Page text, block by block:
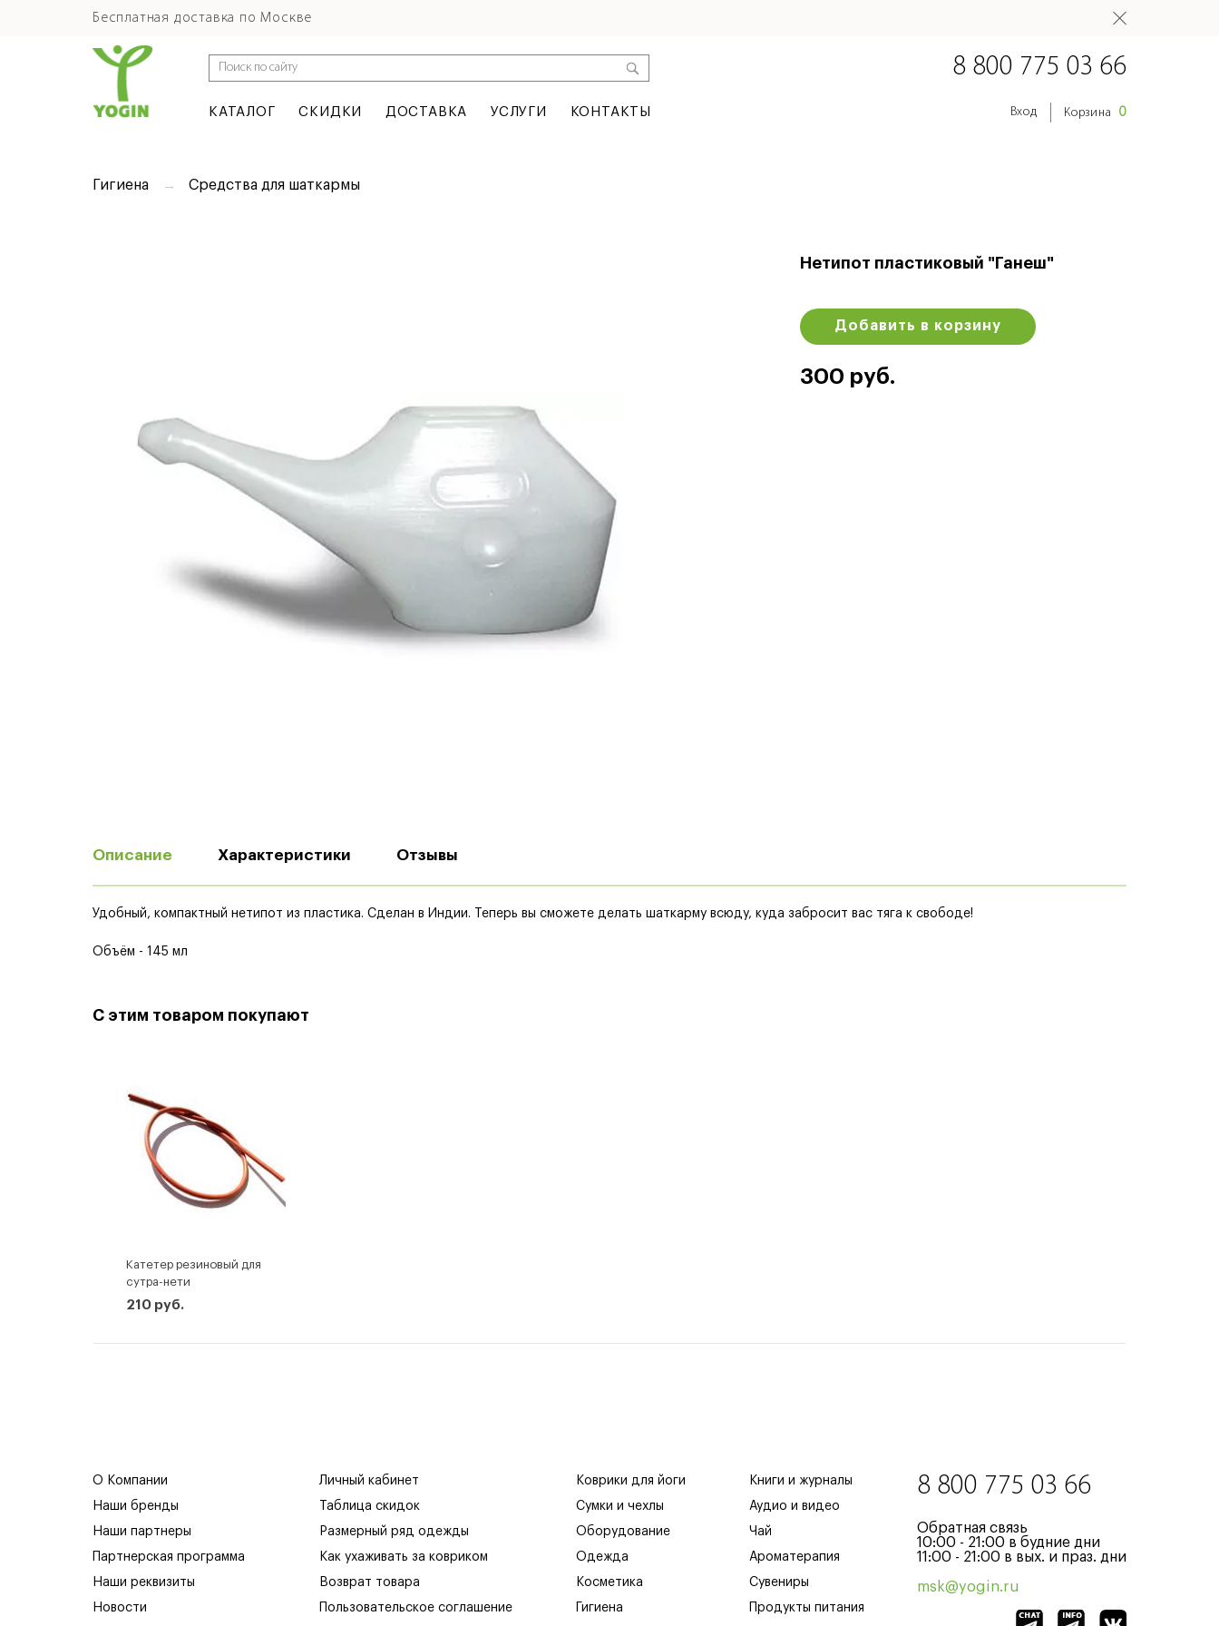
Бесплатная доставка по Москве
КАТАЛОГ СКИДКИ ДОСТАВКА УСЛУГИ КОНТАКТЫ
8 800 775 03 66
Вход Корзина 0
Гигиена Средства для шаткармы
Нетипот пластиковый "Ганеш"
Добавить в корзину
300 руб.
Описание Характеристики Отзывы
Удобный, компактный нетипот из пластика. Сделан в Индии. Теперь вы сможете делать шаткарму всюду, куда забросит вас тяга к свободе!
Объём - 145 мл
С этим товаром покупают
Катетер резиновый для
сутра-нети
210 руб.
О Компании
Наши бренды
Наши партнеры
Партнерская программа
Наши реквизиты
Новости
Личный кабинет
Таблица скидок
Размерный ряд одежды
Как ухаживать за ковриком
Возврат товара
Пользовательское соглашение
Коврики для йоги
Сумки и чехлы
Оборудование
Одежда
Косметика
Гигиена
Книги и журналы
Аудио и видео
Чай
Ароматерапия
Сувениры
Продукты питания
8 800 775 03 66
Обратная связь
10:00 - 21:00 в будние дни
11:00 - 21:00 в вых. и праз. дни
msk@yogin.ru